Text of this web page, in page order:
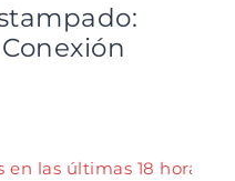
las últimas 18 horas